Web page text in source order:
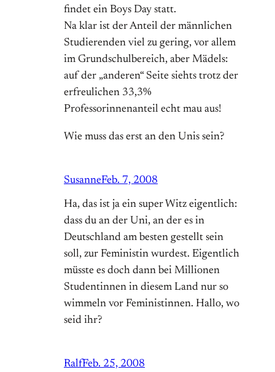
findet ein Boys Day statt.
Na klar ist der Anteil der männlichen
Studierenden viel zu gering, vor allem
im Grundschulbereich, aber Mädels:
auf der „anderen“ Seite siehts trotz der
erfreulichen 33,3%
Professorinnenanteil echt mau aus!
Wie muss das erst an den Unis sein?
SusanneFeb. 7, 2008
Ha, das ist ja ein super Witz eigentlich:
dass du an der Uni, an der es in
Deutschland am besten gestellt sein
soll, zur Feministin wurdest. Eigentlich
müsste es doch dann bei Millionen
Studentinnen in diesem Land nur so
wimmeln vor Feministinnen. Hallo, wo
seid ihr?
RalfFeb. 25, 2008